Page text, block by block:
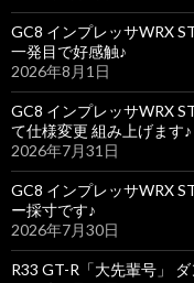
GC8 インプレッサWRX
一発目で好感触♪
2026年8月1日
GC8 インプレッサWRX
て仕様変更 組み上げます♪
2026年7月31日
GC8 インプレッサWRX
ー採寸です♪
2026年7月30日
R33 GT-R「大先輩号」